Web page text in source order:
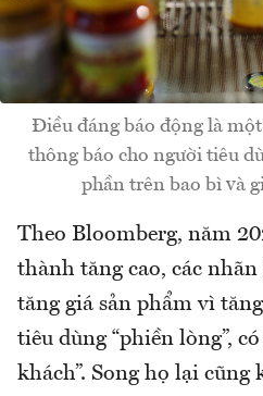
Điều đáng báo động là
thông báo cho người tiêu
phần trên bao bì và
Theo Bloomberg, năm
thành tăng cao, các
tăng giá sản phẩm vì
tiêu dùng “phiền lòng”,
khách”. Song họ lại